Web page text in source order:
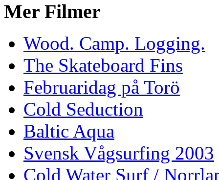
Mer Filmer
Wood. Camp. Logging.
The Skateboard Fins
Februaridag på Torö
Cold Seduction
Baltic Aqua
Svensk Vågsurfing 2003
Cold Water Surf /